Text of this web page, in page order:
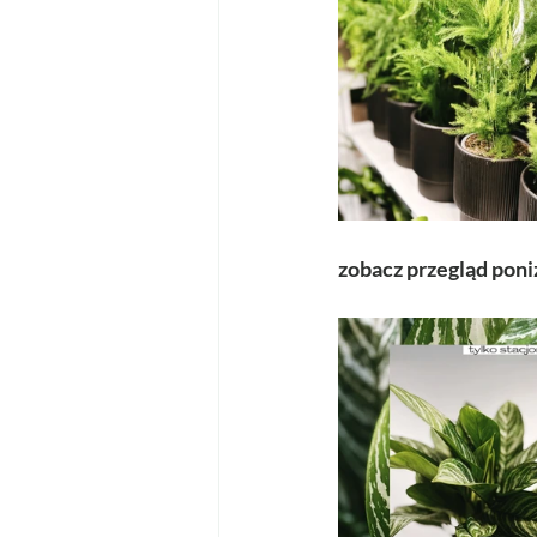
zobacz przegląd